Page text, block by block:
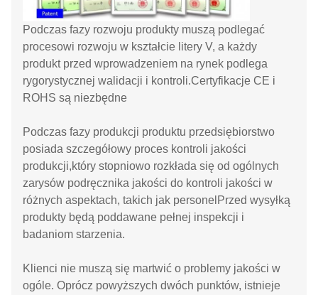
Podczas fazy rozwoju produkty muszą podlegać
procesowi rozwoju w kształcie litery V, a każdy
produkt przed wprowadzeniem na rynek podlega
rygorystycznej walidacji i kontroli.Certyfikacje CE i
ROHS są niezbędne
Podczas fazy produkcji produktu przedsiębiorstwo
posiada szczegółowy proces kontroli jakości
produkcji,który stopniowo rozkłada się od ogólnych
zarysów podręcznika jakości do kontroli jakości w
różnych aspektach, takich jak personelPrzed wysyłką
produkty będą poddawane pełnej inspekcji i
badaniom starzenia.
Klienci nie muszą się martwić o problemy jakości w
ogóle. Oprócz powyższych dwóch punktów, istnieje